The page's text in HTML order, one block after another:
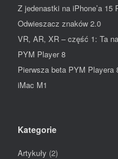
Z jedenastki na iPhone’a 15
Odwieszacz znaków 2.0
VR, AR, XR – część 1: Ta
PYM Player 8
Pierwsza beta PYM Playera
iMac M1
Kategorie
Artykuły (2)